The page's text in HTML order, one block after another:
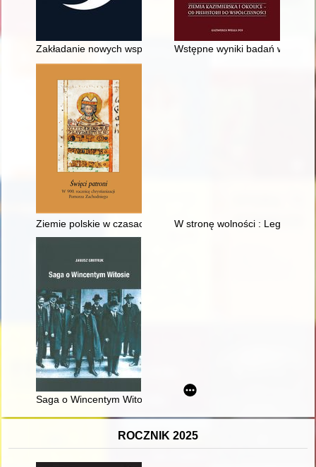
Zakładanie nowych wspólnot kościelnych w Polsce w świetle
Wstępne wyniki badań
Ziemie polskie w czasach działalności Patronów Polski i
W stronę wolności : Legiony
Saga o Wincentym Witosie
ROCZNIK 2025